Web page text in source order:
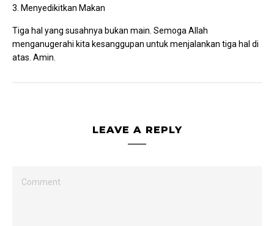
3. Menyedikitkan Makan
Tiga hal yang susahnya bukan main. Semoga Allah
menganugerahi kita kesanggupan untuk menjalankan tiga hal di
atas. Amin.
LEAVE A REPLY